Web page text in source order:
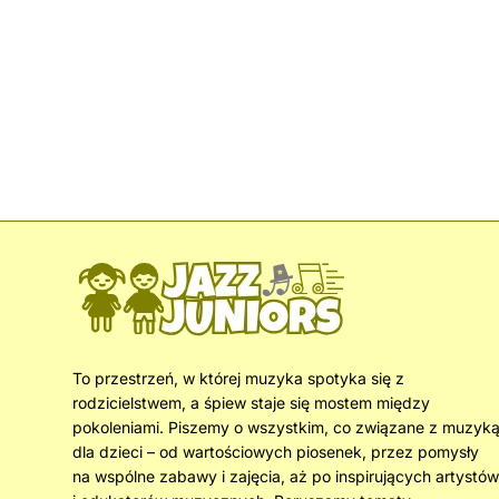
To przestrzeń, w której muzyka spotyka się z
rodzicielstwem, a śpiew staje się mostem między
pokoleniami. Piszemy o wszystkim, co związane z muzyką
dla dzieci – od wartościowych piosenek, przez pomysły
na wspólne zabawy i zajęcia, aż po inspirujących artystów